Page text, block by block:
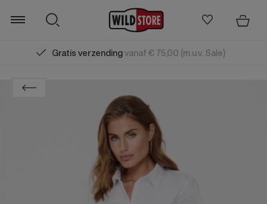
Gratis verzendingvanaf € 75,00 (m.u.v. Sale)
Zoeken